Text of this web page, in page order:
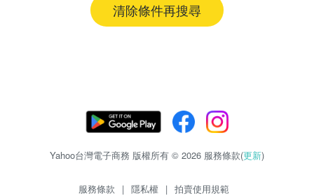
清除條件再搜尋
Yahoo台灣電子商務 版權所有 © 2026 服務條款(更新)
服務條款 | 隱私權 | 拍賣使用規範